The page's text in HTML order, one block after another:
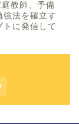
教師、予備
強法を確立す
に発信して